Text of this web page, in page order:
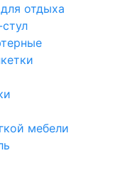
отдыха
мебели